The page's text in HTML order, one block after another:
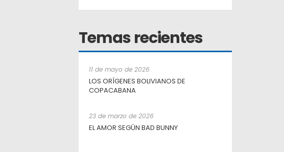
Temas recientes
11 de mayo de 2026
LOS ORÍGENES BOLIVIANOS DE
COPACABANA
23 de marzo de 2026
EL AMOR SEGÚN BAD BUNNY